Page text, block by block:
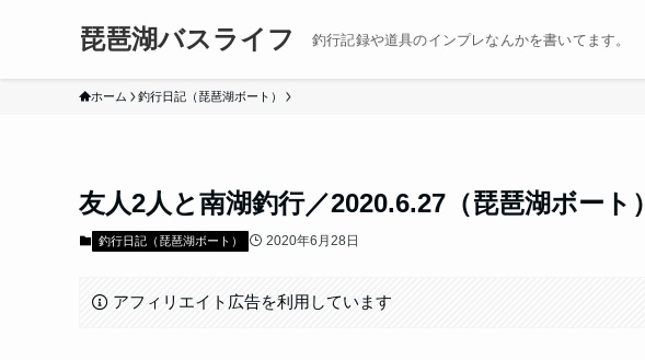
琵琶湖バスライフ 釣行記録や道具のインプレなんかを書いてます。
ホーム 釣行日記（琵琶湖ボート）
友人2人と南湖釣行／2020.6.27（琵琶湖ボート）
釣行日記（琵琶湖ボート） 2020年6月28日
アフィリエイト広告を利用しています